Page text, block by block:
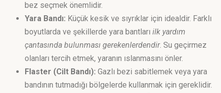
bez seçmek önemlidir.
Yara Bandı: Küçük kesik ve sıyrıklar için idealdir. Farklı
boyutlarda ve şekillerde yara bantları ilk yardım
çantasında bulunması gerekenlerdendir. Su geçirmez
olanları tercih etmek, yaranın ıslanmasını önler.
Flaster (Cilt Bandı): Gazlı bezi sabitlemek veya yara
bandının tutmadığı bölgelerde kullanmak için gereklidir.